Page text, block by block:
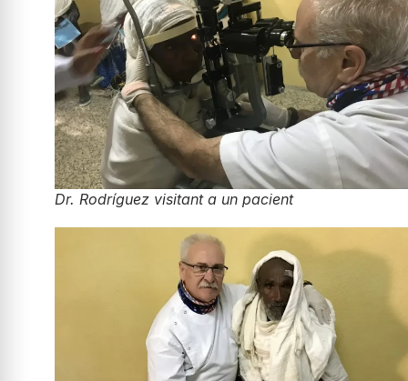
Dr. Rodríguez visitant a un pacient